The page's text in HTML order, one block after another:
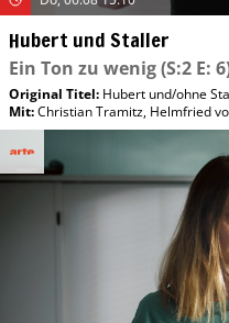
Hubert und Staller
Ein Ton zu wenig(S:2 E:
Original Titel: Hubert und/​ohne
Mit:Christian Tramitz, Helmfried